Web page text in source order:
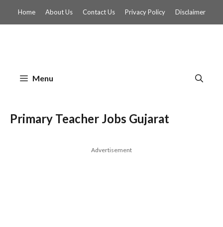
content
Home About Us Contact Us Privacy Policy Disclaimer
Menu
Primary Teacher Jobs Gujarat
Advertisement